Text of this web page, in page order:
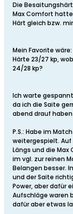
Die
Max Comfort
Härt gleich bzw.
Mein Favorite
Härte 23/27 kp,
24/28 kp?
Ich warte
da ich die Saite
abend drauf haben
P.S.: Habe im
weitergespielt. Auf
Längs und die
im vgl. zur reinen
Belangen besser.
und der Saite
Power, aber dafür
Aufschläge waren
dafür aber etwas